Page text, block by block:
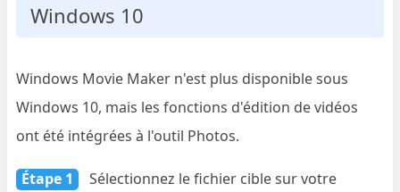
Windows 10
Windows Movie Maker n'est plus disponible sous
Windows 10, mais les fonctions d'édition de vidéos
ont été intégrées à l'outil Photos.
Étape 1
Sélectionnez le fichier cible sur votre